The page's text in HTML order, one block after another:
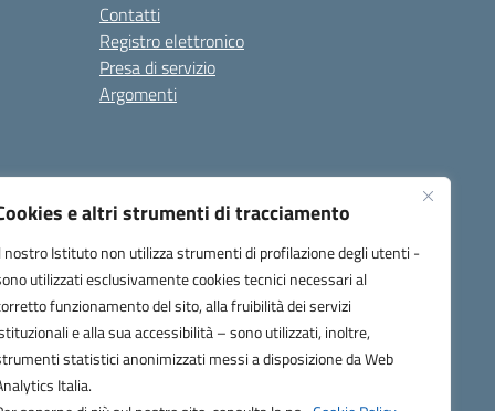
e altri strumenti di tracciamento
nostro Istituto non utilizza strumenti di profilazione degli utenti -
utilizzati esclusivamente cookies tecnici necessari al
funzionamento del sito, alla fruibilità dei servizi
e alla sua accessibilità – sono utilizzati, inoltre,
statistici anonimizzati messi a disposizione da Web
Italia.
Contatti
Registro elettronico
Presa di servizio
Argomenti